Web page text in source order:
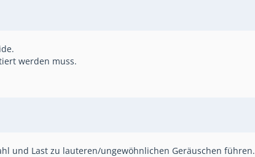
werden muss.
und Last zu lauteren/ungewöhnlichen Geräuschen führen.